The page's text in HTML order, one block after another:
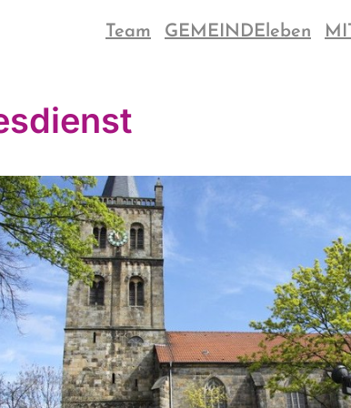
Team GEMEINDEleben